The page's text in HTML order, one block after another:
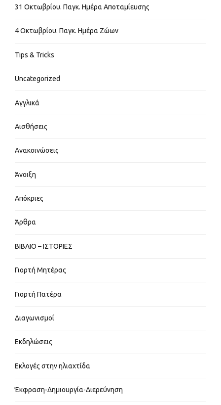
31 Οκτωβρίου. Παγκ. Ημέρα Αποταμίευσης
4 Οκτωβρίου. Παγκ. Ημέρα Ζώων
Tips & Tricks
Uncategorized
Αγγλικά
Αισθήσεις
Ανακοινώσεις
Άνοιξη
Απόκριες
Άρθρα
ΒΙΒΛΙΟ – ΙΣΤΟΡΙΕΣ
Γιορτή Μητέρας
Γιορτή Πατέρα
Διαγωνισμοί
Εκδηλώσεις
Εκλογές στην ηλιαχτίδα
Έκφραση-Δημιουργία-Διερεύνηση